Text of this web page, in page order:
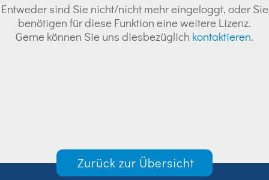
Entweder sind Sie nicht/nicht mehr eingeloggt, oder Sie
benötigen für diese Funktion eine weitere Lizenz.
Gerne können Sie uns diesbezüglich kontaktieren.
Zurück zur Übersicht